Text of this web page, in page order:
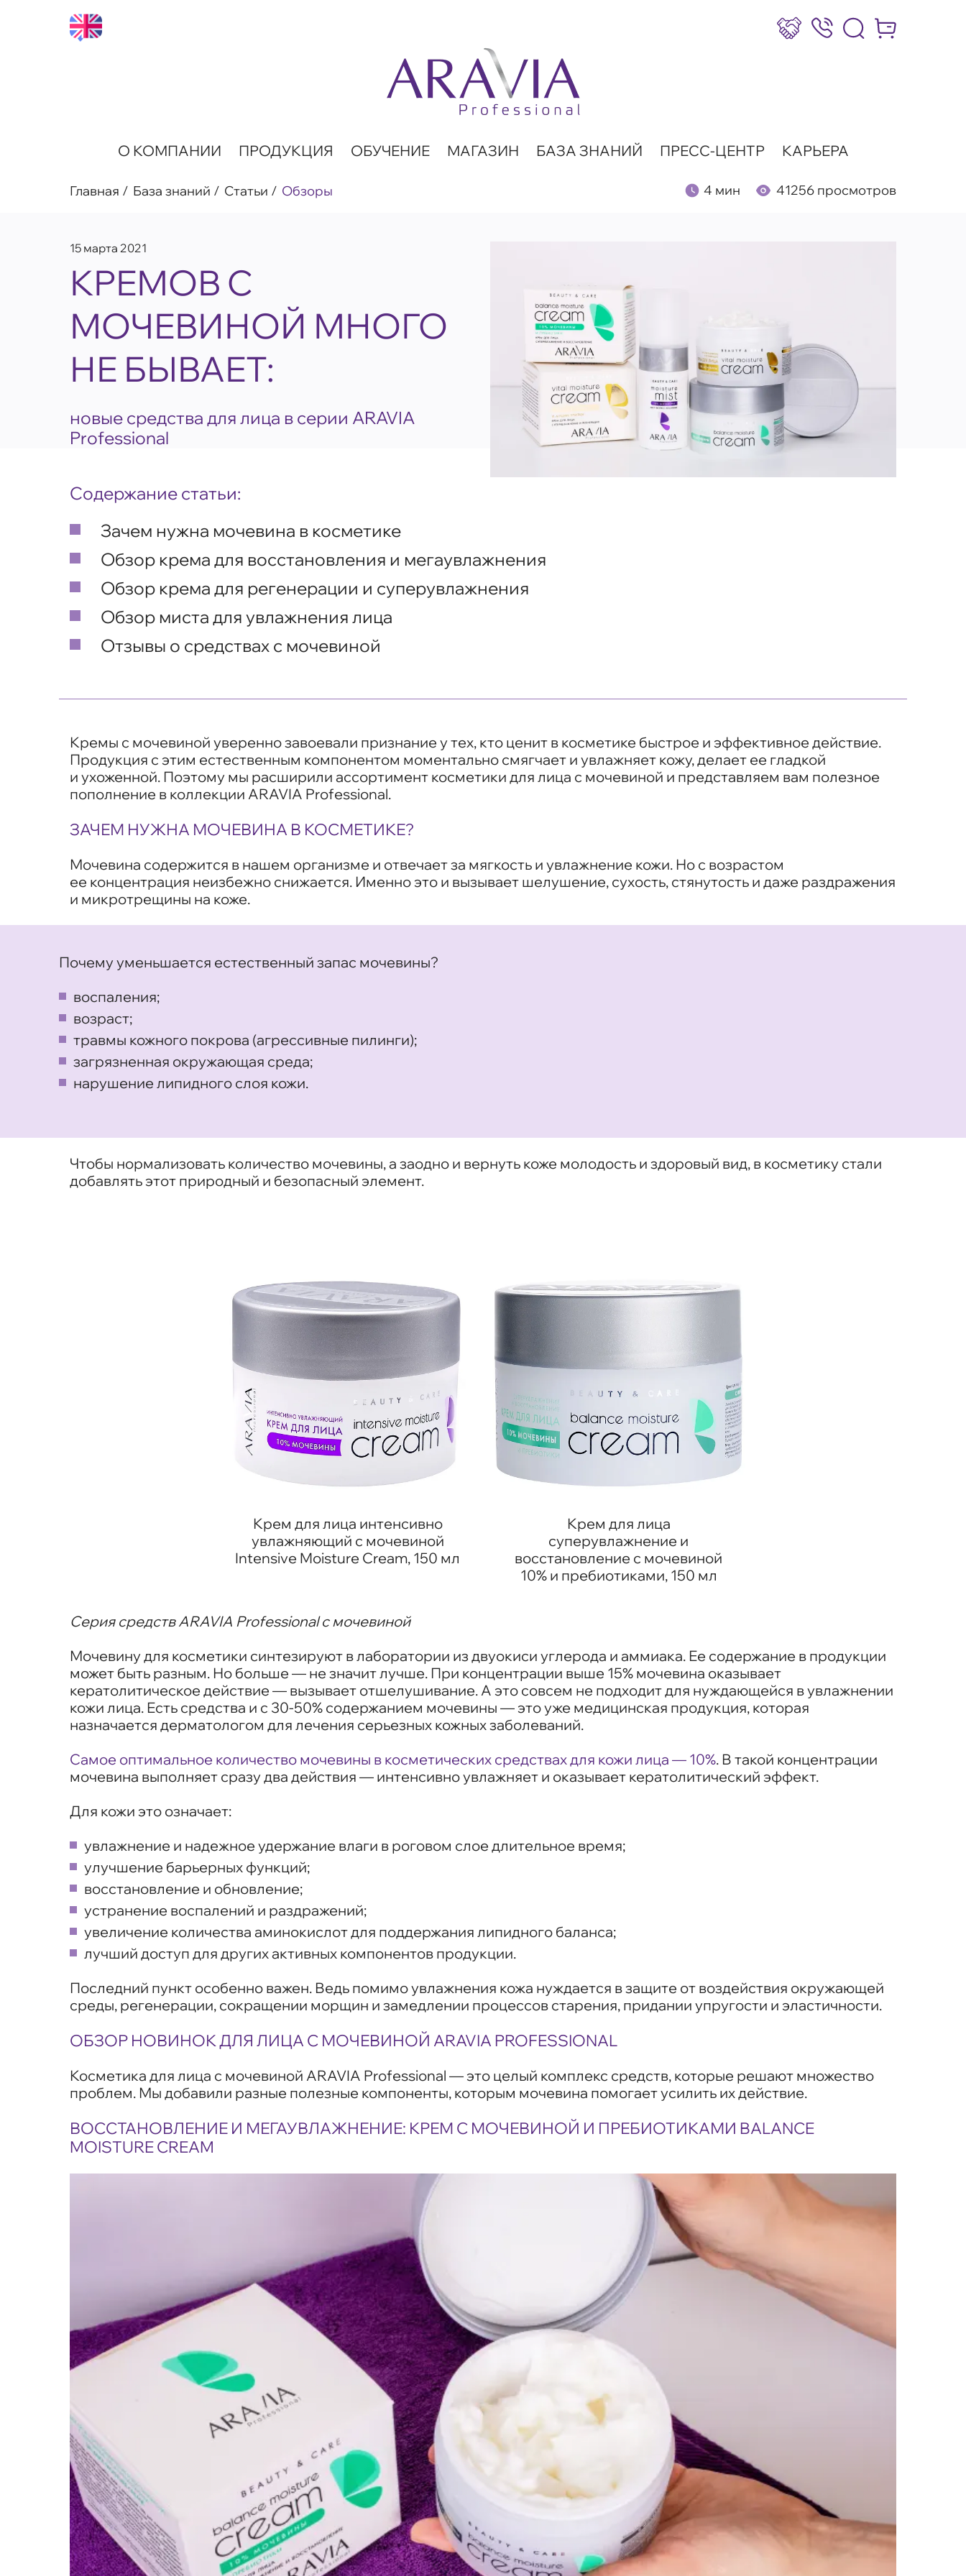
Сотрудничество
8 (800) 777-17-39
Интернет-
О КОМПАНИИ ПРОДУКЦИЯ ОБУЧЕНИЕ МАГАЗИН БАЗА ЗНАНИЙ ПРЕСС-ЦЕНТР КАРЬЕРА
Главная База знаний Статьи Обзоры 4 мин 41256 просмотров
15 марта 2021
КРЕМОВ С
МОЧЕВИНОЙ МНОГО
НЕ БЫВАЕТ:
новые средства для лица в серии ARAVIA
Professional
Содержание статьи:
Зачем нужна мочевина в косметике
Обзор крема для восстановления и мегаувлажнения
Обзор крема для регенерации и суперувлажнения
Обзор миста для увлажнения лица
Отзывы о средствах с мочевиной
Кремы с мочевиной уверенно завоевали признание у тех, кто ценит в косметике быстрое и эффективное действие.
Продукция с этим естественным компонентом моментально смягчает и увлажняет кожу, делает ее гладкой
и ухоженной. Поэтому мы расширили ассортимент косметики для лица с мочевиной и представляем вам полезное
пополнение в коллекции ARAVIA Professional.
ЗАЧЕМ НУЖНА МОЧЕВИНА В КОСМЕТИКЕ?
Мочевина содержится в нашем организме и отвечает за мягкость и увлажнение кожи. Но с возрастом
ее концентрация неизбежно снижается. Именно это и вызывает шелушение, сухость, стянутость и даже раздражения
и микротрещины на коже.
Почему уменьшается естественный запас мочевины?
воспаления;
возраст;
травмы кожного покрова (агрессивные пилинги);
загрязненная окружающая среда;
нарушение липидного слоя кожи.
Чтобы нормализовать количество мочевины, а заодно и вернуть коже молодость и здоровый вид, в косметику стали
добавлять этот природный и безопасный элемент.
Крем для лица интенсивно
увлажняющий с мочевиной
Intensive Moisture Cream, 150 мл
Крем для лица
суперувлажнение и
восстановление с мочевиной
10% и пребиотиками, 150 мл
Серия средств ARAVIA Professional с мочевиной
Мочевину для косметики синтезируют в лаборатории из двуокиси углерода и аммиака. Ее содержание в продукции
может быть разным. Но больше — не значит лучше. При концентрации выше 15% мочевина оказывает
кератолитическое действие — вызывает отшелушивание. А это совсем не подходит для нуждающейся в увлажнении
кожи лица. Есть средства и с 30-50% содержанием мочевины — это уже медицинская продукция, которая
назначается дерматологом для лечения серьезных кожных заболеваний.
Самое оптимальное количество мочевины в косметических средствах для кожи лица — 10%. В такой концентрации
мочевина выполняет сразу два действия — интенсивно увлажняет и оказывает кератолитический эффект.
Для кожи это означает:
увлажнение и надежное удержание влаги в роговом слое длительное время;
улучшение барьерных функций;
восстановление и обновление;
устранение воспалений и раздражений;
увеличение количества аминокислот для поддержания липидного баланса;
лучший доступ для других активных компонентов продукции.
Последний пункт особенно важен. Ведь помимо увлажнения кожа нуждается в защите от воздействия окружающей
среды, регенерации, сокращении морщин и замедлении процессов старения, придании упругости и эластичности.
ОБЗОР НОВИНОК ДЛЯ ЛИЦА С МОЧЕВИНОЙ ARAVIA PROFESSIONAL
Косметика для лица с мочевиной ARAVIA Professional — это целый комплекс средств, которые решают множество
проблем. Мы добавили разные полезные компоненты, которым мочевина помогает усилить их действие.
ВОССТАНОВЛЕНИЕ И МЕГАУВЛАЖНЕНИЕ: КРЕМ С МОЧЕВИНОЙ И ПРЕБИОТИКАМИ BALANCE
MOISTURE CREAM